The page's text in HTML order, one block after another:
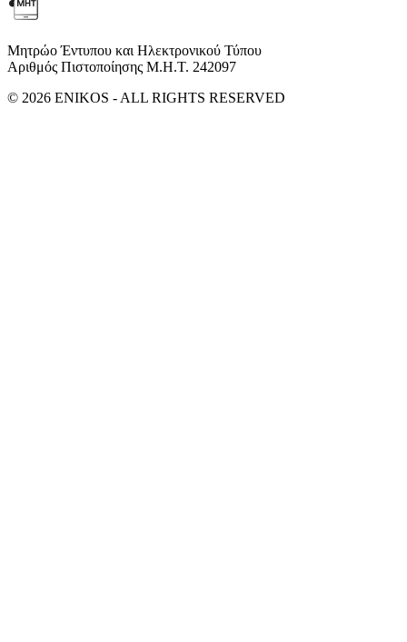
Μητρώο Έντυπου και Ηλεκτρονικού Τύπου
Αριθμός Πιστοποίησης Μ.Η.Τ. 242097
© 2026 ENIKOS - ALL RIGHTS RESERVED